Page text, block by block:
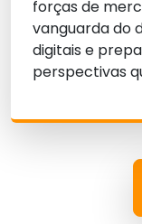
forças de
vanguarda do
digitais e
perspectivas